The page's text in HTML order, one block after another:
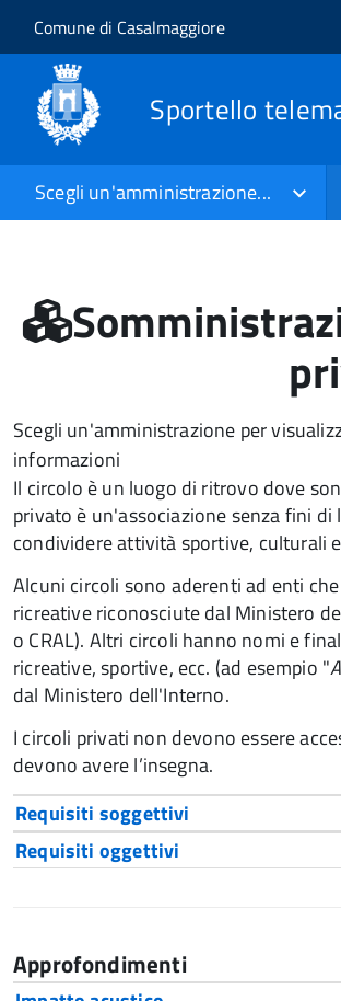
Salta al contenuto principale
Skip to site navigation
Comune di Casalmaggiore
Sportello
Scegli un'amministrazione...
Scegli un'amministrazione per
informazioni
Il circolo è un luogo di ritrovo dove
privato è un'associazione senza fini
condividere attività sportive, culturali
Alcuni circoli sono aderenti ad enti
ricreative riconosciute dal Ministero
o CRAL). Altri circoli hanno nomi e
ricreative, sportive, ecc. (ad esempio "
dal Ministero dell'Interno.
I circoli privati non devono essere
devono avere l’insegna.
Requisiti soggettivi
Requisiti oggettivi
Approfondimenti